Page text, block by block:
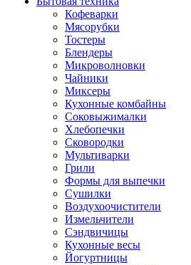
Кофеварки
Мясорубки
Тостеры
Блендеры
Микроволновки
Чайники
Миксеры
Кухонные комбайны
Соковыжималки
Хлебопечки
Сковородки
Мультиварки
Грили
Формы для выпечки
Сушилки
Воздухоочистители
Измельчители
Сэндвичицы
Кухонные весы
Йогуртницы